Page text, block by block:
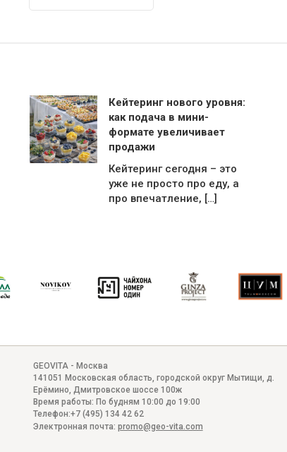
Кейтеринг нового уровня:
как подача в мини-
формате увеличивает
продажи
Кейтеринг сегодня – это
уже не просто про еду, а
про впечатление, […]
GEOVITA - Москва
141051 Московская область, городской округ Мытищи, д.
Ерёмино Дмитровское шоссе 100ж
Время работы: По будням 10:00 до 19:00
Телефон:+7 (495) 134 42 62
Электронная почта: promo@geo-vita.com